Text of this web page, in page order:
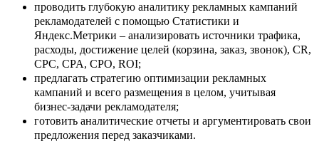
проводить глубокую аналитику рекламных кампаний
рекламодателей с помощью Статистики и
Яндекс.Метрики – анализировать источники трафика,
расходы, достижение целей (корзина, заказ, звонок), CR,
CPC, CPA, CPO, ROI;
предлагать стратегию оптимизации рекламных
кампаний и всего размещения в целом, учитывая
бизнес-задачи рекламодателя;
готовить аналитические отчеты и аргументировать свои
предложения перед заказчиками.